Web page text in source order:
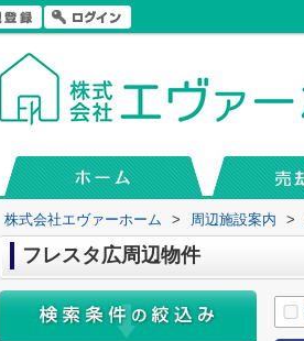
株式会社エヴァーホーム > 周辺施設案内 >
フレスタ広周辺物件